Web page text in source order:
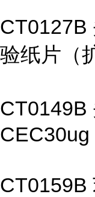
CT0127B
验纸片（
CT0149B
CEC30ug
CT0159B